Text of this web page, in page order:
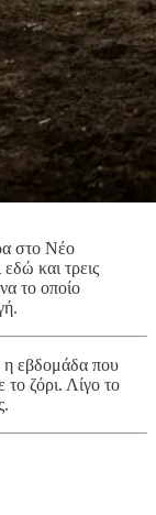
στο Νέο
και τρεις
το οποίο
η εβδομάδα που
ζόρι. Λίγο το